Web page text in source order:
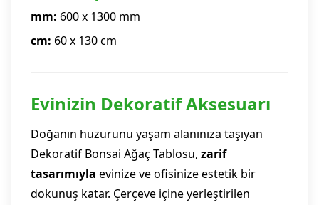
mm: 600 x 1300 mm
cm: 60 x 130 cm
Evinizin Dekoratif Aksesuarı
Doğanın huzurunu yaşam alanınıza taşıyan
Dekoratif Bonsai Ağaç Tablosu, zarif
tasarımıyla evinize ve ofisinize estetik bir
dokunuş katar. Çerçeve içine yerleştirilen